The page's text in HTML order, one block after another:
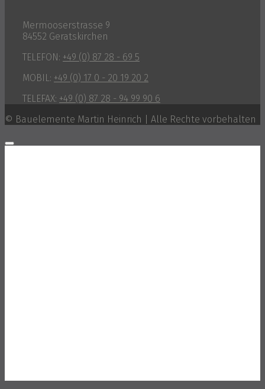
Mermooserstrasse 9
84552 Geratskirchen
TELEFON: +49 (0) 87 28 - 69 5
MOBIL: +49 (0) 17 0 - 20 19 20 2
TELEFAX: +49 (0) 87 28 - 94 99 90 6
© Bauelemente Martin Heinrich | Alle Rechte vorbehalten